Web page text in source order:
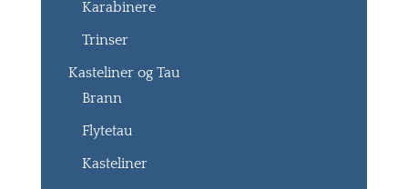
Karabinere
Trinser
Kasteliner og Tau
Brann
Flytetau
Kasteliner